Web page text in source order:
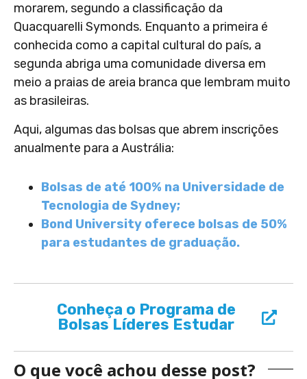
morarem, segundo a classificação da
Quacquarelli Symonds. Enquanto a primeira é
conhecida como a capital cultural do país, a
segunda abriga uma comunidade diversa em
meio a praias de areia branca que lembram muito
as brasileiras.
Aqui, algumas das bolsas que abrem inscrições
anualmente para a Austrália:
Bolsas de até 100% na Universidade de
Tecnologia de Sydney;
Bond University oferece bolsas de 50%
para estudantes de graduação.
Conheça o Programa de
Bolsas Líderes Estudar
O que você achou desse post?